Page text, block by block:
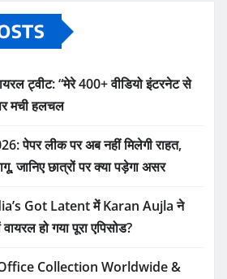
ट्वीट: “मेरे 400+ वीडियो इंटरनेट से
मची हलचल
पेपर लीक पर अब नहीं मिलेगी राहत,
जानिए छात्रों पर क्या पड़ेगा असर
Got Latent में Karan Aujla ने
हो गया पूरा एपिसोड?
Collection Worldwide &